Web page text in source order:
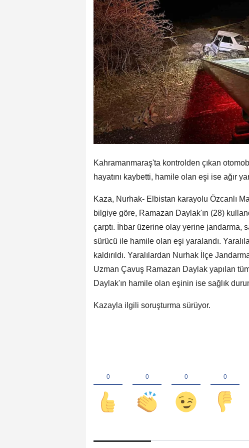
Kahramanmaraş'ta kontrolden çıkan
hayatını kaybetti, hamile olan eşi ise ağır
Kaza, Nurhak- Elbistan karayolu Özcanlı
bilgiye göre, Ramazan Daylak'ın (28)
çarptı. İhbar üzerine olay yerine jandarma,
sürücü ile hamile olan eşi yaralandı.
kaldırıldı. Yaralılardan Nurhak İlçe
Uzman Çavuş Ramazan Daylak yapılan
Daylak'ın hamile olan eşinin ise sağlık
Kazayla ilgili soruşturma sürüyor.